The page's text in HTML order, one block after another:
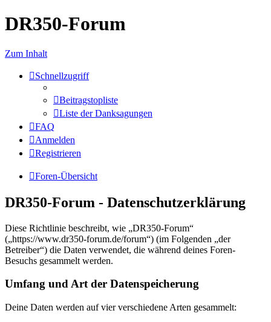
DR350-Forum
Zum Inhalt
Schnellzugriff
Beitragstopliste
Liste der Danksagungen
FAQ
Anmelden
Registrieren
Foren-Übersicht
DR350-Forum - Datenschutzerklärung
Diese Richtlinie beschreibt, wie „DR350-Forum“
(„https://www.dr350-forum.de/forum“) (im Folgenden „der
Betreiber“) die Daten verwendet, die während deines Foren-
Besuchs gesammelt werden.
Umfang und Art der Datenspeicherung
Deine Daten werden auf vier verschiedene Arten gesammelt: